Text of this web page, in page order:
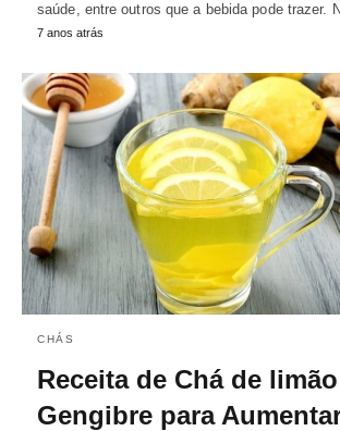
saúde, entre outros que a bebida pode trazer.
7 anos atrás
CHÁS
Receita de Chá de
Gengibre para